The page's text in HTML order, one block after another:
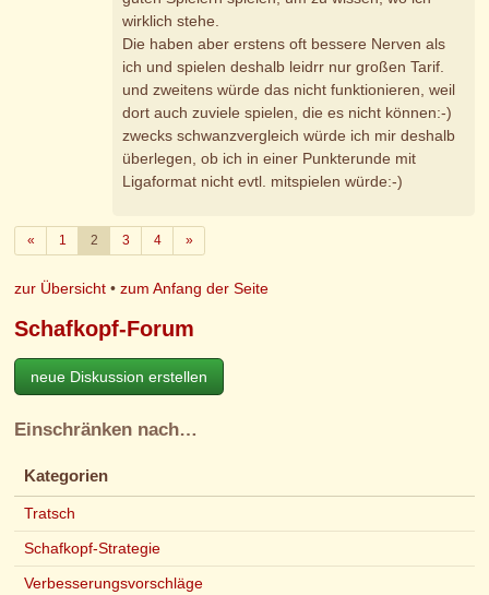
wirklich stehe.
Die haben aber erstens oft bessere Nerven als
ich und spielen deshalb leidrr nur großen Tarif.
und zweitens würde das nicht funktionieren, weil
dort auch zuviele spielen, die es nicht können:-)
zwecks schwanzvergleich würde ich mir deshalb
überlegen, ob ich in einer Punkterunde mit
Ligaformat nicht evtl. mitspielen würde:-)
«Zurück
1 2 3 4 »Weiter
zur Übersicht •zum Anfang der Seite
Schafkopf-Forum
neue Diskussion erstellen
Einschränken nach…
Kategorien
Tratsch
Schafkopf-Strategie
Verbesserungsvorschläge